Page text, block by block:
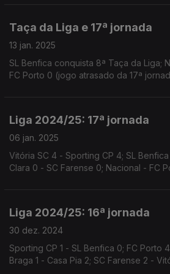
Taça da Liga e 17ª jornada
13 jan. 2025
SL Benfica conquista 8ª Taça da Liga;
FC Porto 0 (jogo atrasado da 17ª
Liga 2024/25: 17ª jornada
06 jan. 2025
Vitória SC 4 - Sporting CP 4; SL Benfica
Clara 0 - SC Farense 0; Nacional - FC
Liga 2024/25: 16ª jornada
30 dez. 2024
Sporting CP 1 - SL Benfica 0; FC Porto
Braga 1 - Casa Pia 2; SC Farense 2 -